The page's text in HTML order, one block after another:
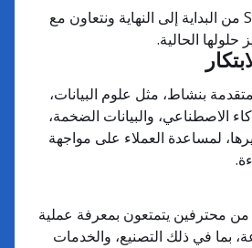
يتكون فريق LeverX من محترفين يتمتعون بمعرفة عملية
من 30 صناعة، بما في ذلك التصنيع، والخدمات
نحن ننفذ مشاريع SAP من البداية إلى النهاية ونتعاون مع
بنشاط، مثل علوم البيانات،
الاصطناعي، والبيانات الضخمة،
لمساعدة العملاء على مواجهة